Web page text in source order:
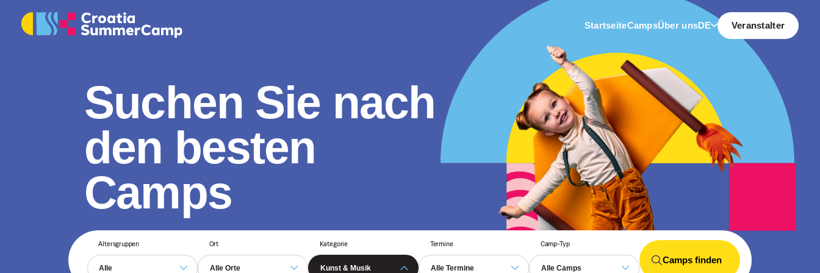
StartseiteCampsÜber unsDE Veranstalter
Suchen Sie nach
den besten
Camps
Altersgruppen Ort Kategorie Termine Camp-Typ
Camps finden